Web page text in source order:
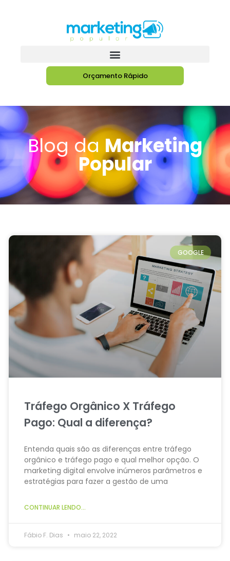
Orçamento Rápido
Blog da Marketing
Popular
GOOGLE
Tráfego Orgânico X Tráfego
Pago: Qual a diferença?
Entenda quais são as diferenças entre tráfego
orgânico e tráfego pago e qual melhor opção. O
marketing digital envolve inúmeros parâmetros e
estratégias para fazer a gestão de uma
CONTINUAR LENDO...
Fábio F. Dias maio 22, 2022